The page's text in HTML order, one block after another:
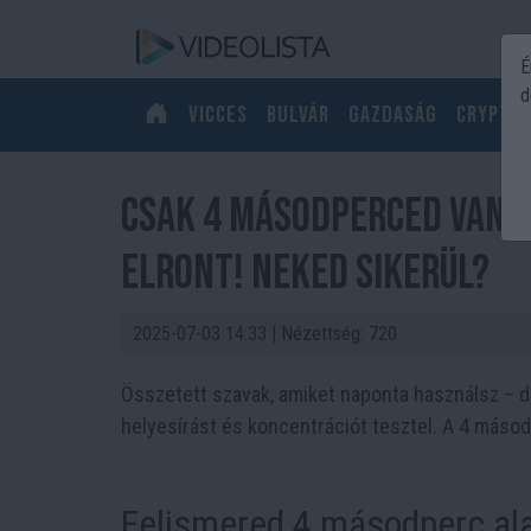
Vicces Bulvár Gazdaság Crypto
Csak 4 másodperced
elront! Neked sikerül?
2025-07-03 14:33 | Nézettség: 720
Összetett szavak, amiket naponta használsz –
helyesírást és koncentrációt tesztel. A 4